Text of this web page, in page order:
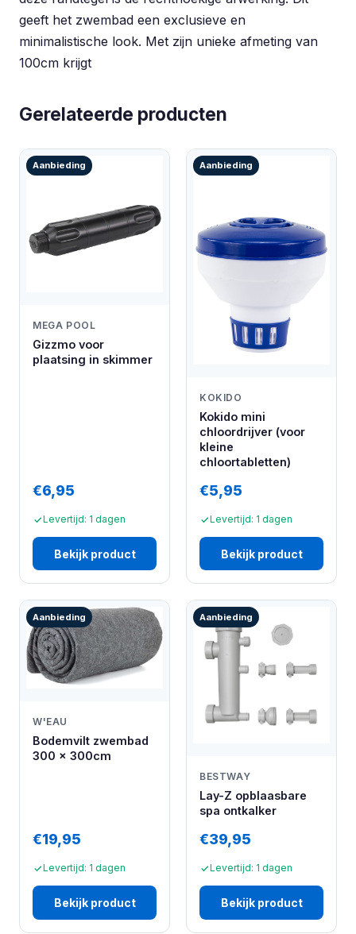
geeft het zwembad een exclusieve en
minimalistische look. Met zijn unieke afmeting van
100cm krijgt
Gerelateerde producten
Aanbieding
MEGA POOL
Gizzmo voor
plaatsing in skimmer
€6,95
Levertijd: 1 dagen
Bekijk product
Aanbieding
KOKIDO
Kokido mini
chloordrijver (voor
kleine
chloortabletten)
€5,95
Levertijd: 1 dagen
Bekijk product
Aanbieding
W'EAU
Bodemvilt zwembad
300 x 300cm
€19,95
Levertijd: 1 dagen
Bekijk product
Aanbieding
BESTWAY
Lay-Z opblaasbare
spa ontkalker
€39,95
Levertijd: 1 dagen
Bekijk product